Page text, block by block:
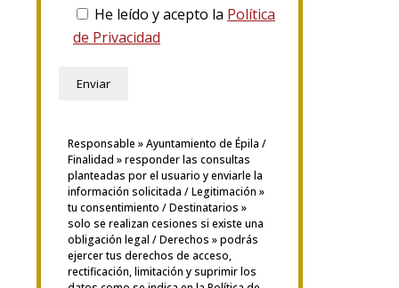
He leído y acepto la Política
de Privacidad
Responsable » Ayuntamiento de Épila /
Finalidad » responder las consultas
planteadas por el usuario y enviarle la
información solicitada / Legitimación »
tu consentimiento / Destinatarios »
solo se realizan cesiones si existe una
obligación legal / Derechos » podrás
ejercer tus derechos de acceso,
rectificación, limitación y suprimir los